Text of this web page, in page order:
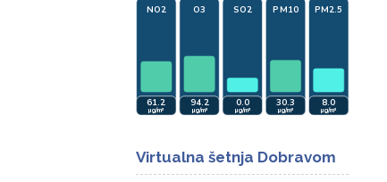
Virtualna šetnja Dobravom